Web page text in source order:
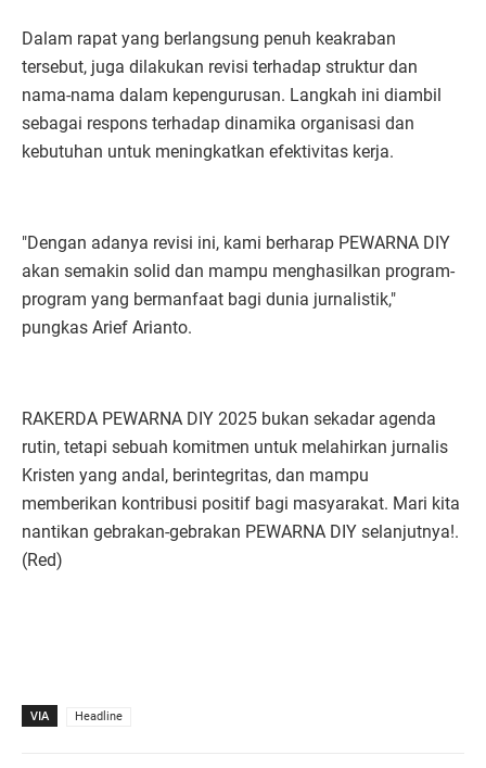
Dalam rapat yang berlangsung penuh keakraban
tersebut, juga dilakukan revisi terhadap struktur dan
nama-nama dalam kepengurusan. Langkah ini diambil
sebagai respons terhadap dinamika organisasi dan
kebutuhan untuk meningkatkan efektivitas kerja.
"Dengan adanya revisi ini, kami berharap PEWARNA DIY
akan semakin solid dan mampu menghasilkan program-
program yang bermanfaat bagi dunia jurnalistik,"
pungkas Arief Arianto.
RAKERDA PEWARNA DIY 2025 bukan sekadar agenda
rutin, tetapi sebuah komitmen untuk melahirkan jurnalis
Kristen yang andal, berintegritas, dan mampu
memberikan kontribusi positif bagi masyarakat. Mari kita
nantikan gebrakan-gebrakan PEWARNA DIY selanjutnya!.
(Red)
VIA Headline